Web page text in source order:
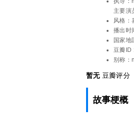
主要演
风格：
播出时
国家地
豆瓣ID
别称：
暂无豆瓣评分
故事梗概